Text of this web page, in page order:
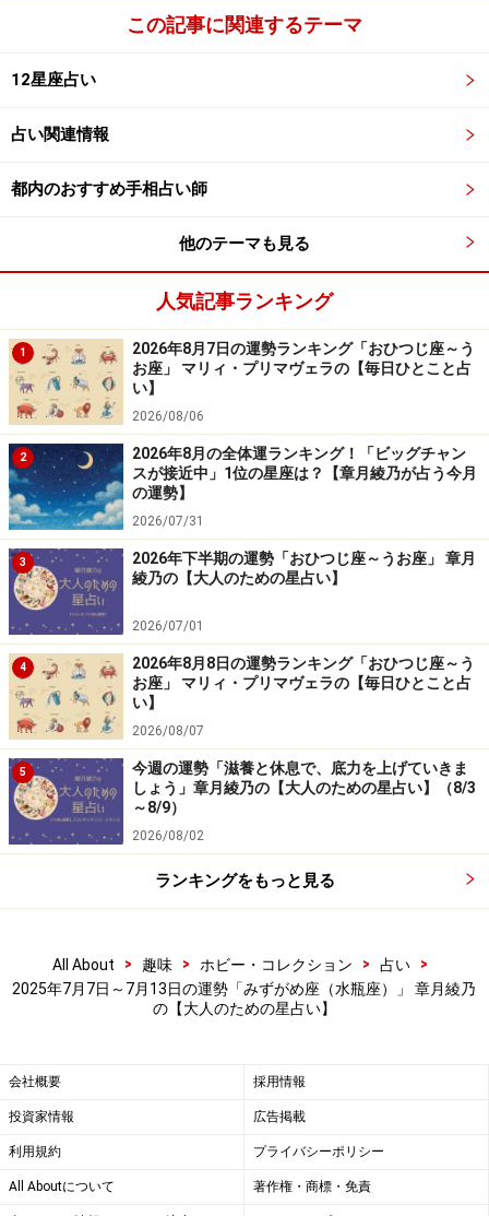
この記事に関連するテーマ
12星座占い
占い関連情報
都内のおすすめ手相占い師
他のテーマも見る
人気記事ランキング
1
2026年8月7日の運勢ランキング「おひつじ座～う
お座」 マリィ・プリマヴェラの【毎日ひとこと占
い】
2026/08/06
2
2026年8月の全体運ランキング！「ビッグチャン
スが接近中」1位の星座は？【章月綾乃が占う今月
の運勢】
2026/07/31
3
2026年下半期の運勢「おひつじ座～うお座」 章月
綾乃の【大人のための星占い】
2026/07/01
4
2026年8月8日の運勢ランキング「おひつじ座～う
お座」 マリィ・プリマヴェラの【毎日ひとこと占
い】
2026/08/07
5
今週の運勢「滋養と休息で、底力を上げていきま
しょう」章月綾乃の【大人のための星占い】（8/3
～8/9）
2026/08/02
ランキングをもっと見る
All About > 趣味 > ホビー・コレクション > 占い
>
2025年7月7日～7月13日の運勢「みずがめ座（水瓶座）」 章月綾乃
の【大人のための星占い】
会社概要 採用情報
投資家情報 広告掲載
利用規約 プライバシーポリシー
All Aboutについて 著作権・商標・免責